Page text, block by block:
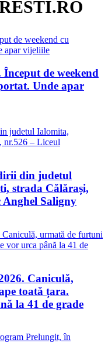
de weekend
Unde apar
din judetul
strada Călărași,
Anghel Saligny
Caniculă,
toată țara.
la 41 de grade